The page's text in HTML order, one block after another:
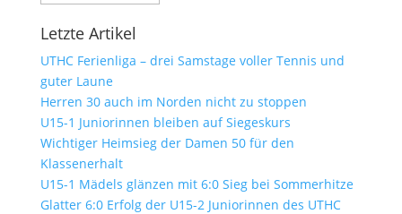
Letzte Artikel
UTHC Ferienliga – drei Samstage voller Tennis und
guter Laune
Herren 30 auch im Norden nicht zu stoppen
U15-1 Juniorinnen bleiben auf Siegeskurs
Wichtiger Heimsieg der Damen 50 für den
Klassenerhalt
U15-1 Mädels glänzen mit 6:0 Sieg bei Sommerhitze
Glatter 6:0 Erfolg der U15-2 Juniorinnen des UTHC